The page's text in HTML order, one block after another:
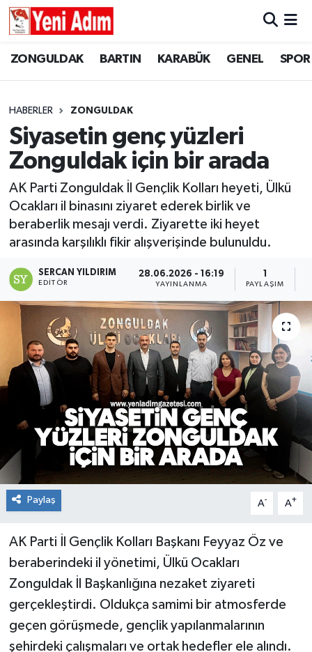
ZONGULDAK BARTIN KARABÜK GENEL SPOR
HABERLER ZONGULDAK
Siyasetin genç yüzleri
Zonguldak için bir arada
AK Parti Zonguldak İl Gençlik Kolları heyeti, Ülkü
Ocakları il binasını ziyaret ederek birlik ve
beraberlik mesajı verdi. Ziyarette iki heyet
arasında karşılıklı fikir alışverişinde bulunuldu.
SERCAN YILDIRIM
EDITÖR
28.06.2026 - 16:19
YAYINLANMA PAYLAŞIM
Paylaş A- A+
AK Parti İl Gençlik Kolları Başkanı Feyyaz Öz ve
beraberindeki il yönetimi, Ülkü Ocakları
Zonguldak İl Başkanlığına nezaket ziyareti
gerçekleştirdi. Oldukça samimi bir atmosferde
geçen görüşmede, gençlik yapılanmalarının
şehirdeki çalışmaları ve ortak hedefler ele alındı.
ZONGULDAK
GÜNCEL
SİYASET
RESMİ İLAN
ZONGULDAK
KARABÜK
GENEL
SPOR
SİYASET
SAĞLIK
GÜNCEL
RESMİ İLAN
Künye
Zonguldak Hava Durumu
Süper Lig Puan Durumu ve Fikstür
Tüm Manşetler
Son Dakika Haberleri
Haber Arşivi